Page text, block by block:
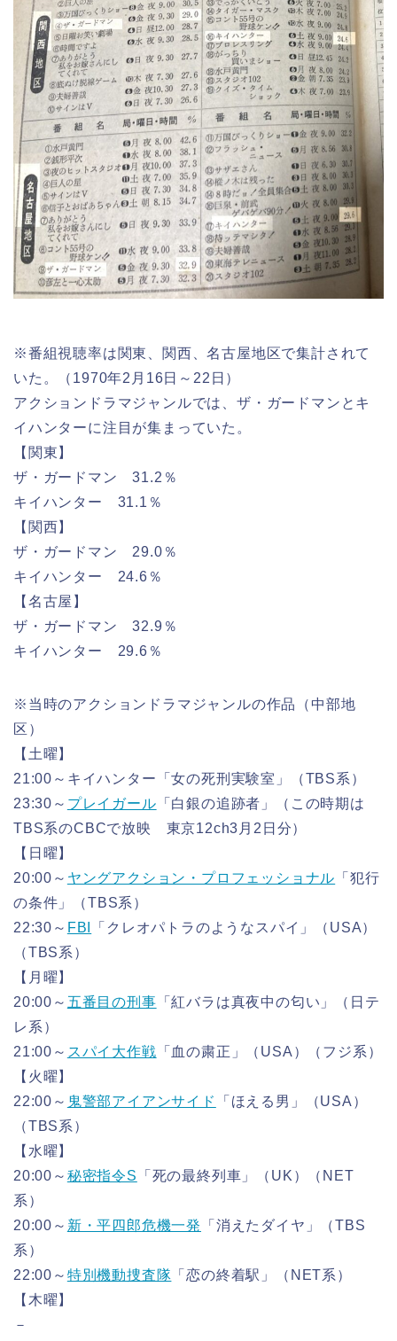
※番組視聴率は関東、関西、名古屋地区で集計されて
いた。（1970年2月16日～22日）
アクションドラマジャンルでは、ザ・ガードマンとキ
イハンターに注目が集まっていた。
【関東】
ザ・ガードマン 31.2％
キイハンター 31.1％
【関西】
ザ・ガードマン 29.0％
キイハンター 24.6％
【名古屋】
ザ・ガードマン 32.9％
キイハンター 29.6％
※当時のアクションドラマジャンルの作品（中部地
区）
【土曜】
21:00～キイハンター「女の死刑実験室」（TBS系）
23:30～ プレイガール 「白銀の追跡者」（この時期は
TBS系のCBCで放映 東京12ch3月2日分）
【日曜】
20:00～ ヤングアクション・プロフェッショナル 「犯行
の条件」（TBS系）
22:30～ FBI
「クレオパトラのようなスパイ」（USA）
（TBS系）
【月曜】
20:00～ 五番目の刑事 「紅バラは真夜中の匂い」（日テ
レ系）
21:00～ スパイ大作戦 「血の粛正」（USA）（フジ系）
【火曜】
22:00～ 鬼警部アイアンサイド
「ほえる男」（USA）
（TBS系）
【水曜】
20:00～ 秘密指令S
「死の最終列車」（UK）（NET
系）
20:00～ 新・平四郎危機一発
「消えたダイヤ」（TBS
系）
22:00～ 特別機動捜査隊 「恋の終着駅」（NET系）
【木曜】
－